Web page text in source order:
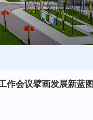
作会议擘画发展新蓝图